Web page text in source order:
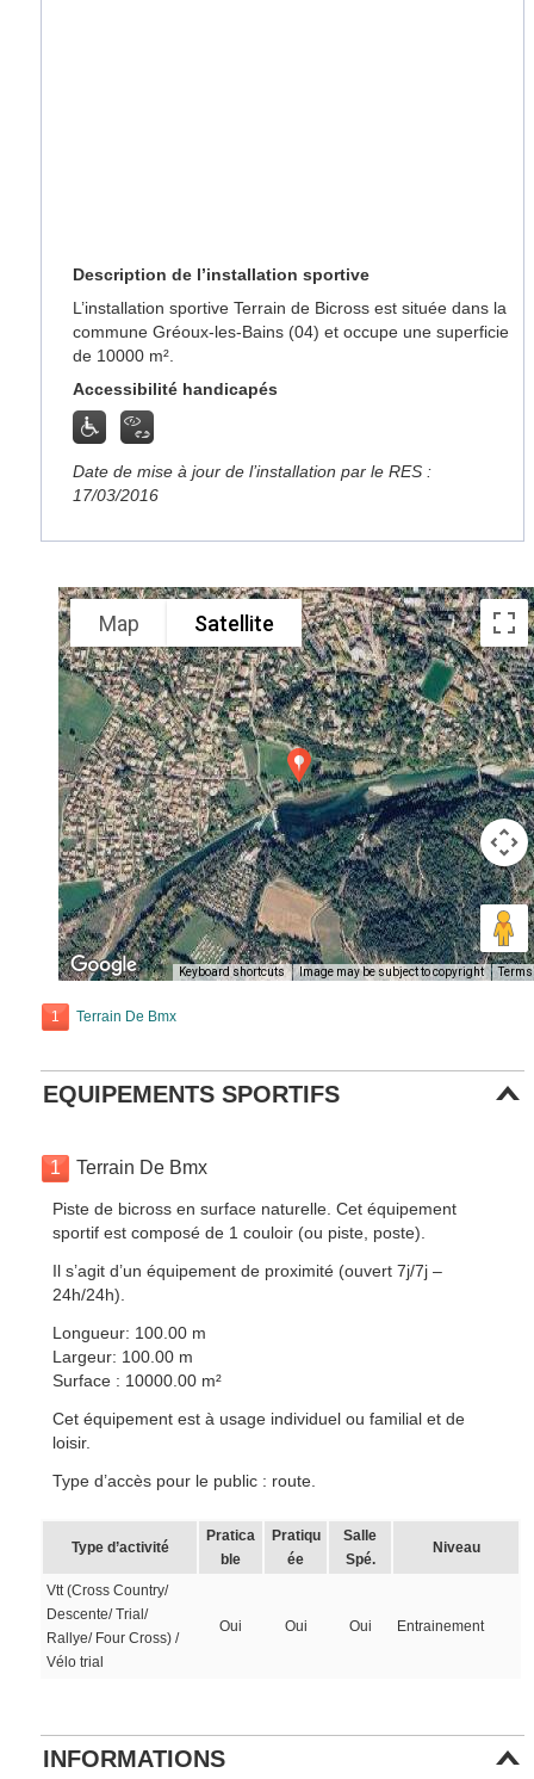
Description de l’installation sportive
L’installation sportive Terrain de Bicross est située dans la
commune Gréoux-les-Bains (04) et occupe une superficie
de 10000 m².
Accessibilité handicapés
Date de mise à jour de l’installation par le RES :
17/03/2016
Map Satellite
Keyboard shortcuts Image may be subject to copyright Terms
1 Terrain De Bmx
EQUIPEMENTS SPORTIFS
1 Terrain De Bmx
Piste de bicross en surface naturelle. Cet équipement
sportif est composé de 1 couloir (ou piste, poste).
Il s’agit d’un équipement de proximité (ouvert 7j/7j –
24h/24h).
Longueur: 100.00 m
Largeur: 100.00 m
Surface : 10000.00 m²
Cet équipement est à usage individuel ou familial et de
loisir.
Type d’accès pour le public : route.
Type d’activité
Pratica
ble
Pratiqu
ée
Salle
Spé.
Niveau
Vtt (Cross Country/
Descente/ Trial/
Rallye/ Four Cross) /
Vélo trial
Oui Oui Oui Entrainement
INFORMATIONS